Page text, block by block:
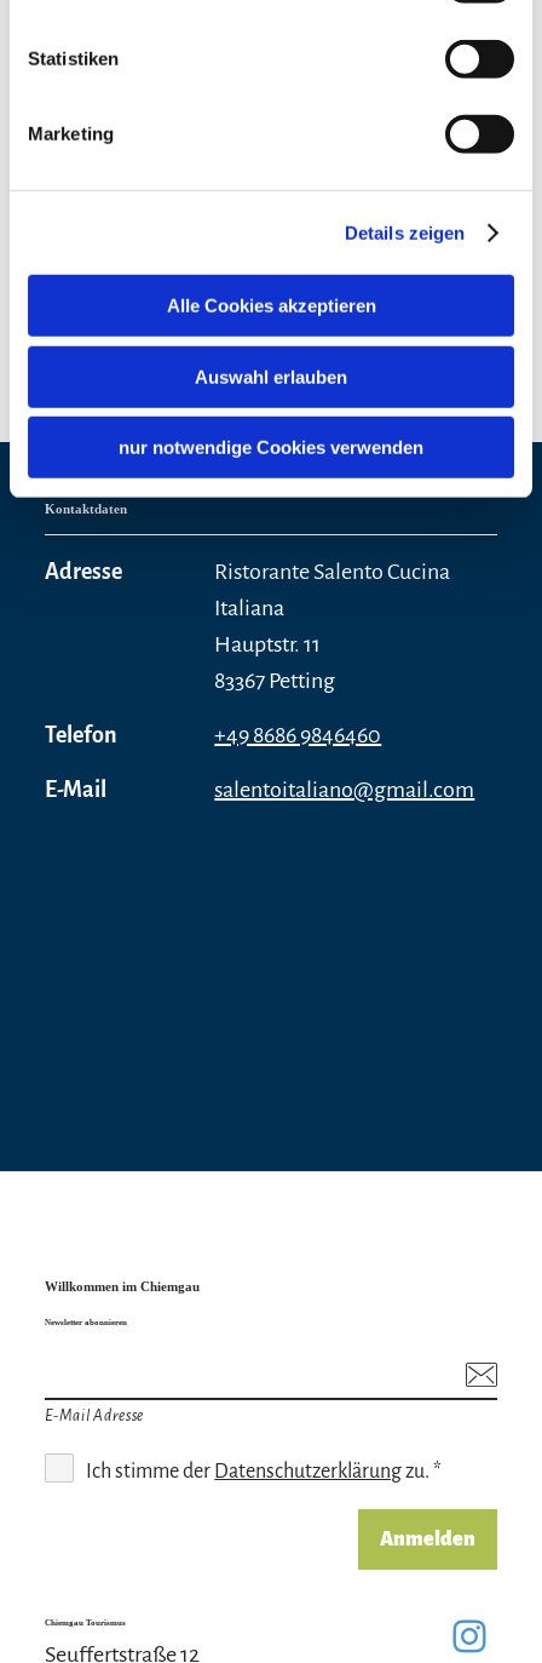
Statistiken
Marketing
Details zeigen
Alle Cookies akzeptieren
Auswahl erlauben
nur notwendige Cookies verwenden
10. August 2026
11. August 2026
11:00 - 14:00
Kontaktdaten
Adresse
Ristorante Salento Cucina
Italiana
Hauptstr. 11
83367 Petting
Telefon +49 8686 9846460
E-Mail salentoitaliano@gmail.com
Willkommen im Chiemgau
Newsletter abonnieren
E-Mail Adresse
Ich stimme der Datenschutzerklärungzu. *
Anmelden
Chiemgau Tourismus
Seuffertstraße 12